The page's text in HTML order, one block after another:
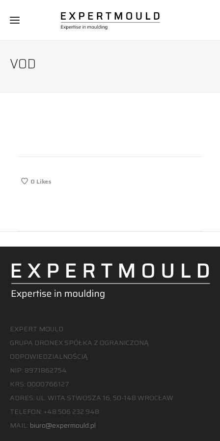
VOD
0 Likes
EXPERT MOULD
GRUPA DRONEX SPÓŁKA Z OGRANICZONĄ
ODPOWIEDZIALNOŚCIĄ
NIP: 8971862754
KRS: 0000766127
ADRES: UL. WITA STWOSZA 16, 50-148 WROCŁAW
TELEFON: +48 506 232 948
MAIL: biuro@expermould.pl